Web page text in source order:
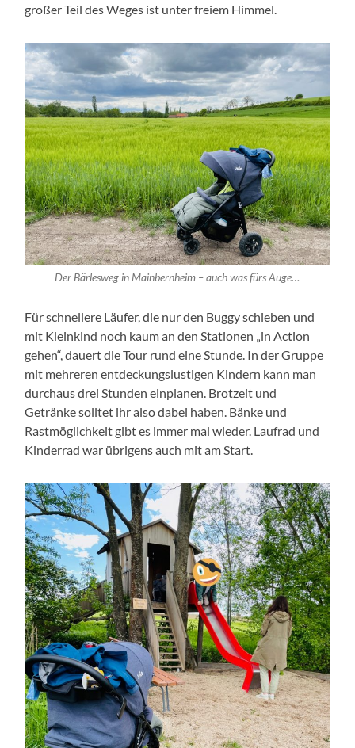
großer Teil des Weges ist unter freiem Himmel.
Der Bärlesweg in Mainbernheim – auch was fürs Auge…
Für schnellere Läufer, die nur den Buggy schieben und
mit Kleinkind noch kaum an den Stationen „in Action
gehen“, dauert die Tour rund eine Stunde. In der Gruppe
mit mehreren entdeckungslustigen Kindern kann man
durchaus drei Stunden einplanen. Brotzeit und
Getränke solltet ihr also dabei haben. Bänke und
Rastmöglichkeit gibt es immer mal wieder. Laufrad und
Kinderrad war übrigens auch mit am Start.